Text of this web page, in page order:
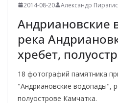
2014-08-20 Александр Пирагис
Андриановские
река
хребет,
18 фотографий памятника
"Андриановские водопады",
полуострове Камчатка.